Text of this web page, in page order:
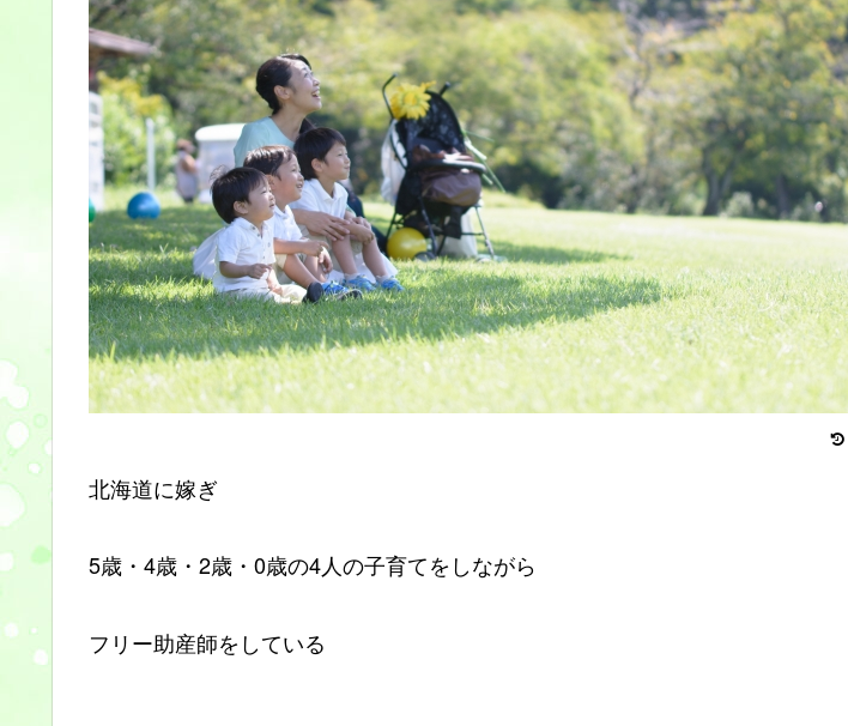
北海道に嫁ぎ
5歳・4歳・2歳・0歳の4人の子育てをしながら
フリー助産師をしている